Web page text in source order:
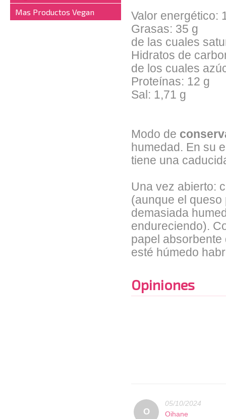
Mas Productos Vegan
Valor energético:
Grasas: 35 g
de las cuales
Hidratos de
de los cuales
Proteínas: 12 g
Sal: 1,71 g
Modo de
humedad. En su
tiene una
Una vez abierto:
(aunque el
demasiada
endureciendo).
papel absorbente
esté húmedo
Opiniones
O
05/10/2024
Oihane